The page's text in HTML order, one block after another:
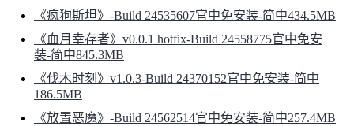
《疯狗斯坦》-Build 24535607官中免安装-简中434.5MB
《血月幸存者》v0.0.1 hotfix-Build 24558775官中免安
装-简中845.3MB
《伐木时刻》v1.0.3-Build 24370152官中免安装-简中
186.5MB
《放置恶魔》-Build 24562514官中免安装-简中257.4MB